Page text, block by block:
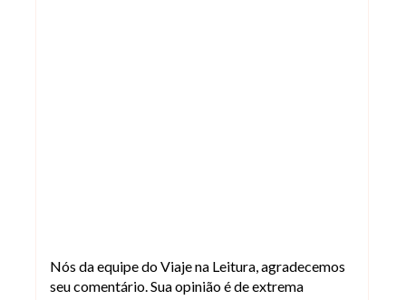
Nós da equipe do Viaje na Leitura, agradecemos
seu comentário. Sua opinião é de extrema